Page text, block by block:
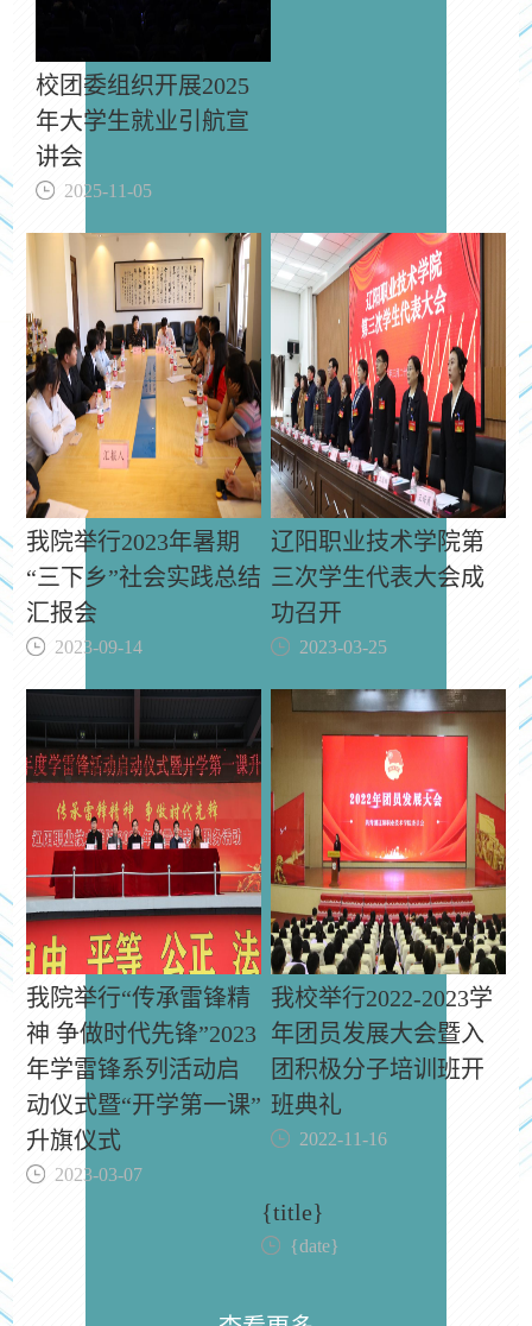
校团委组织开展2025
年大学生就业引航宣
讲会
2025-11-05
我院举行2023年暑期
“三下乡”社会实践总结
汇报会
2023-09-14
辽阳职业技术学院第
三次学生代表大会成
功召开
2023-03-25
我院举行“传承雷锋精
神 争做时代先锋”2023
年学雷锋系列活动启
动仪式暨“开学第一课”
升旗仪式
2023-03-07
我校举行2022-2023学
年团员发展大会暨入
团积极分子培训班开
班典礼
2022-11-16
{title}
{date}